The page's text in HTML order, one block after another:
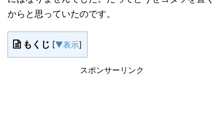
からと思っていたのです。
もくじ [▼表示]
スポンサーリンク